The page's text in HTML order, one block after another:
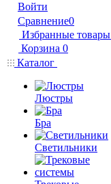
Войти
Сравнение0
Избранные товары
Корзина 0
Каталог
Люстры
Бра
Светильники